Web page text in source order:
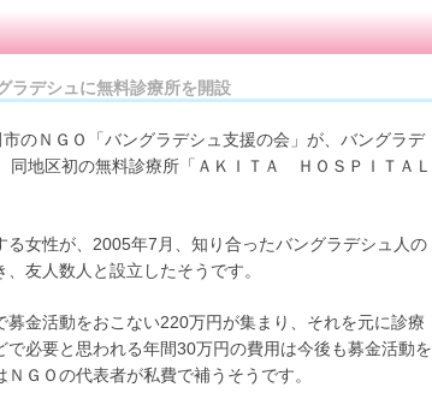
ラデシュに無料診療所を開設
のＮＧＯ「バングラデシュ支援の会」が、バングラデ
同地区初の無料診療所「ＡＫＩＴＡ ＨＯＳＰＩＴＡＬ
女性が、2005年7月、知り合ったバングラデシュ人の
友人数人と設立したそうです。
金活動をおこない220万円が集まり、それを元に診療
必要と思われる年間30万円の費用は今後も募金活動を
ＧＯの代表者が私費で補うそうです。